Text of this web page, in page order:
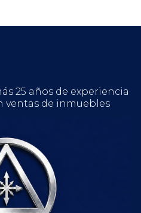
25 años de experiencia
ventas de inmuebles